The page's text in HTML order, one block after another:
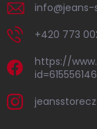
info@jeans-
+420 773
https://
jeansstorecz